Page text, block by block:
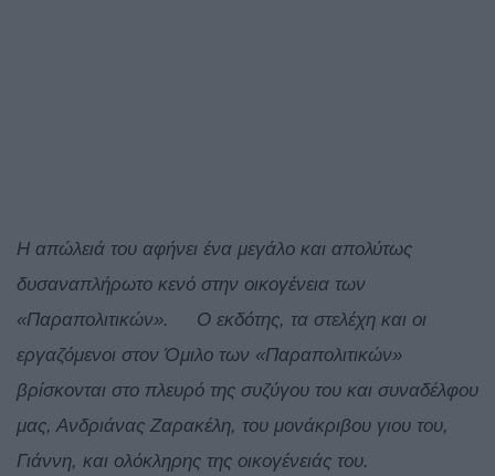
Η απώλειά του αφήνει ένα μεγάλο και απολύτως
δυσαναπλήρωτο κενό στην οικογένεια των
«Παραπολιτικών».
Ο εκδότης, τα στελέχη και οι
εργαζόμενοι στον Όμιλο των «Παραπολιτικών»
βρίσκονται στο πλευρό της συζύγου του και συναδέλφου
μας, Ανδριάνας Ζαρακέλη, του μονάκριβου γιου του,
Γιάννη, και ολόκληρης της οικογένειάς του.